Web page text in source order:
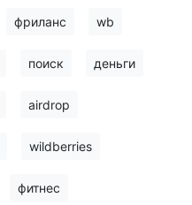
фриланс wb
поиск деньги
airdrop
wildberries
фитнес